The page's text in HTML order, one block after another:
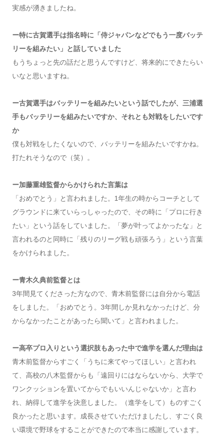
実感が湧きましたね。
ー特に古賀選手は指名時に「侍ジャパンなどでもう一度バッテ
リーを組みたい」と話していました
もうちょっと先の話だと思うんですけど、将来的にできたらい
いなと思いますね。
ー古賀選手はバッテリーを組みたいという話でしたが、三浦選
手もバッテリーを組みたいですか、それとも対戦をしたいです
か
僕も対戦をしたくないので、バッテリーを組みたいですかね。
打たれそうなので（笑）。
ー加藤重雄監督からかけられた言葉は
「おめでとう」と言われました。1年生の時からコーチとして
グラウンドに来ていらっしゃったので、その時に「プロに行き
たい」という話をしていました。「夢が叶ってよかったな」と
言われるのと同時に「残りのリーグ戦も頑張ろう」という言葉
をかけられました。
ー青木久典前監督とは
3年間見てくださった方なので、青木前監督には自分から電話
をしました。「おめでとう。3年間しか見れなかったけど、分
からなかったことがあったら聞いて」と言われました。
ー高卒プロ入りという選択肢もあった中で進学を選んだ理由は
青木前監督からすごく「うちに来てやってほしい」と言われ
て、高校の八木監督からも「遠回りにはならないから、大学で
ワンクッションを置いてからでもいいんじゃないか」と言わ
れ、納得して進学を決意しました。（進学をして）ものすごく
良かったと思います。成長させていただけましたし、すごく良
い環境で野球をすることができたので本当に感謝しています。